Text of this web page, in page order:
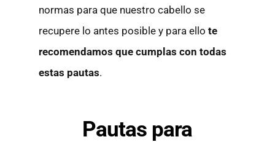
normas para que nuestro cabello se
recupere lo antes posible y para ellote
recomendamos que cumplas con todas
estas pautas.
Pautas para